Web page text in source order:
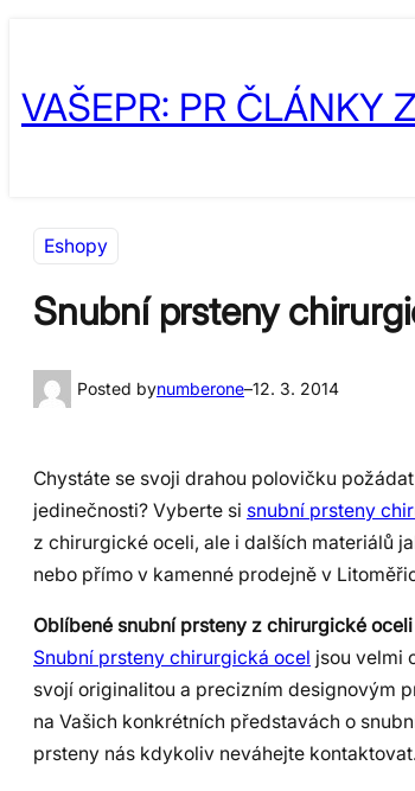
obsah
content
VAŠEPR: PR ČLÁNKY
Eshopy
Snubní prsteny
Posted bynumberone–12. 3. 2014
Chystáte se svoji drahou polovičku
jedinečnosti? Vyberte si snubní prsteny
z chirurgické oceli, ale i dalších materiálů
nebo přímo v kamenné prodejně v
Oblíbené snubní prsteny z chirurgické oceli
Snubní prsteny chirurgická ocel jsou velmi
svojí originalitou a precizním designovým
na Vašich konkrétních představách o
prsteny nás kdykoliv neváhejte kontaktovat.